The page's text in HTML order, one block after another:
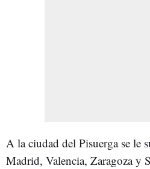
A la ciudad del Pisuerga se le
Madrid, Valencia, Zaragoza y